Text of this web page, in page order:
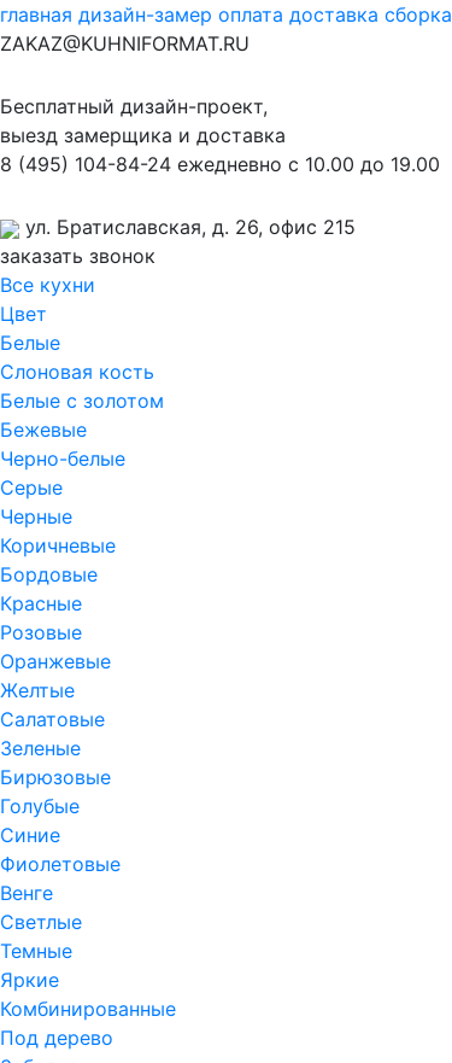
главная дизайн-замер оплата доставка сборка
ZAKAZ@KUHNIFORMAT.RU
Бесплатный дизайн-проект,
выезд замерщика и доставка
8 (495) 104-84-24 ежедневно с 10.00 до 19.00
ул. Братиславская, д. 26, офис 215
заказать звонок
Все кухни
Цвет
Белые
Слоновая кость
Белые с золотом
Бежевые
Черно-белые
Серые
Черные
Коричневые
Бордовые
Красные
Розовые
Оранжевые
Желтые
Салатовые
Зеленые
Бирюзовые
Голубые
Синие
Фиолетовые
Венге
Светлые
Темные
Яркие
Комбинированные
Под дерево